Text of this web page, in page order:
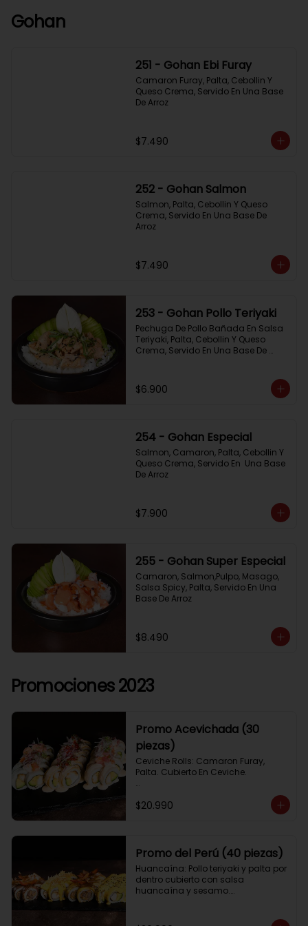
Gohan
251 - Gohan Ebi Furay
Camaron Furay, Palta, Cebollin Y
Queso Crema, Servido En Una Base
De Arroz
$7.490
252 - Gohan Salmon
Salmon, Palta, Cebollin Y Queso
Crema, Servido En Una Base De
Arroz
$7.490
253 - Gohan Pollo Teriyaki
Pechuga De Pollo Bañada En Salsa
Teriyaki, Palta, Cebollin Y Queso
Crema, Servido En Una Base De
$6.900
254 - Gohan Especial
Salmon, Camaron, Palta, Cebollin Y
Queso Crema, Servido En  Una Base
De Arroz
$7.900
255 - Gohan Super Especial
Camaron, Salmon,Pulpo, Masago,
Salsa Spicy, Palta, Servido En Una
Base De Arroz
$8.490
Promociones 2023
Promo Acevichada (30
piezas)
Ceviche Rolls: Camaron Furay,
Palta. Cubierto En Ceviche.
Acevichado Rolls: Camaron Furay,
Palta. Cubierto Con Pescado Blanco
queso crema y palta, frito en panko.
Coronado con salsa acevichada,
toques de cebolla, aji limo y cilantro
$20.990
Promo del Perú (40 piezas)
Huancaína: Pollo teriyaki y palta por
dentro cubierto con salsa
huancaína y sesamo.
dentro cubierto con lomo fino